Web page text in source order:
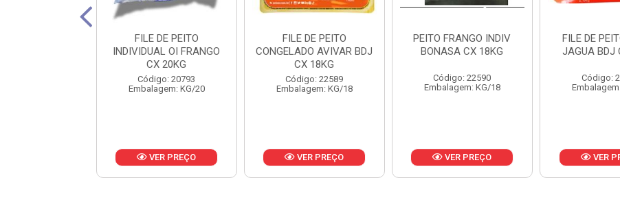
FILE DE PEITO
INDIVIDUAL OI FRANGO
CX 20KG
Código: 20793
Embalagem: KG/20
VER PREÇO
FILE DE PEITO
CONGELADO AVIVAR BDJ
CX 18KG
Código: 22589
Embalagem: KG/18
VER PREÇO
PEITO FRANGO INDIV
BONASA CX 18KG
Código: 22590
Embalagem: KG/18
VER PREÇO
FILE DE
JAGUA BDJ
Código:
VER